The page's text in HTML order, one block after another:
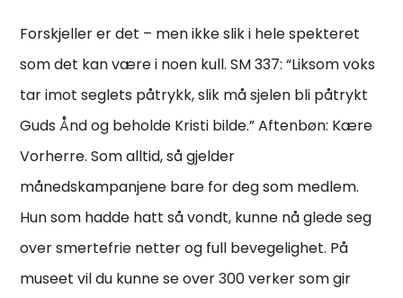
Forskjeller er det – men ikke slik i hele spekteret
som det kan være i noen kull. SM 337: “Liksom voks
tar imot seglets påtrykk, slik må sjelen bli påtrykt
Guds Ånd og beholde Kristi bilde.” Aftenbøn: Kære
Vorherre. Som alltid, så gjelder
månedskampanjene bare for deg som medlem.
Hun som hadde hatt så vondt, kunne nå glede seg
over smertefrie netter og full bevegelighet. På
museet vil du kunne se over 300 verker som gir